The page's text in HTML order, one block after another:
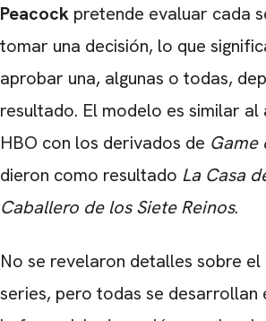
Peacock pretende evaluar cada
tomar una decisión, lo que
aprobar una, algunas o todas,
resultado. El modelo es similar
HBO con los derivados de Game
dieron como resultado La Casa
Caballero de los Siete Reinos.
No se revelaron detalles sobre
series, pero todas se desarrollan